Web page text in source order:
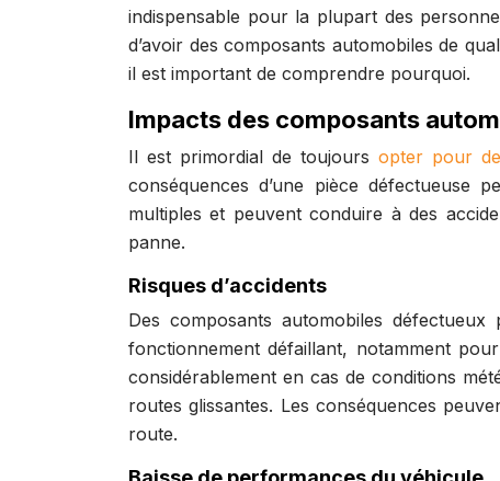
indispensable pour la plupart des
d’avoir des composants automobiles de
il est important de comprendre pourquoi.
Impacts des composants
Il est primordial de toujoursopter pour
conséquences d’une pièce défectueuse
multiples et peuvent conduire à des
panne.
Risques d’accidents
Des composants automobiles
fonctionnement défaillant, notamment
considérablement en cas de conditions
routes glissantes. Les conséquences
route.